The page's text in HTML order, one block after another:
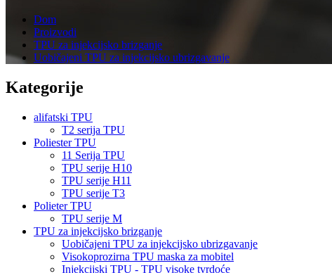
Dom
Proizvodi
TPU za injekcijsko brizganje
Uobičajeni TPU za injekcijsko ubrizgavanje
Kategorije
alifatski TPU
T2 serija TPU
Poliester TPU
11 Serija TPU
TPU serije H10
TPU serije H11
TPU serije T3
Polieter TPU
TPU serije M
TPU za injekcijsko brizganje
Uobičajeni TPU za injekcijsko ubrizgavanje
Visokoprozirna TPU maska ​​za mobitel
Injekcijski TPU - TPU visoke tvrdoće